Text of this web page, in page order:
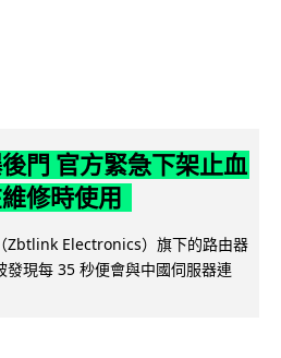
門 官方緊急下架止血
修時使用
Zbtlink Electronics）旗下的路由器
發現每 35 秒便會與中國伺服器連